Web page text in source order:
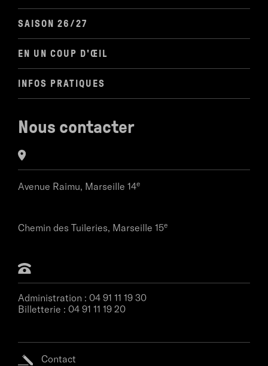
SAISON 26/27
EN UN COUP D'ŒIL
INFOS PRATIQUES
Nous contacter
Avenue Raimu, Marseille 14e
Chemin des Tuileries, Marseille 15e
Administration : 04 91 11 19 30
Billetterie : 04 91 11 19 20
Contact